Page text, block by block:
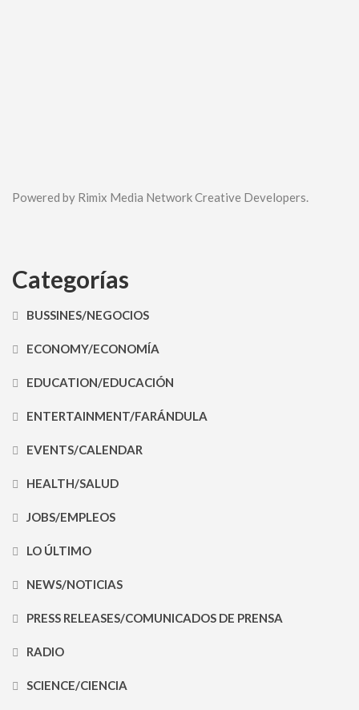
Powered by Rimix Media Network Creative Developers.
Categorías
BUSSINES/NEGOCIOS
ECONOMY/ECONOMÍA
EDUCATION/EDUCACIÓN
ENTERTAINMENT/FARÁNDULA
EVENTS/CALENDAR
HEALTH/SALUD
JOBS/EMPLEOS
LO ÚLTIMO
NEWS/NOTICIAS
PRESS RELEASES/COMUNICADOS DE PRENSA
RADIO
SCIENCE/CIENCIA